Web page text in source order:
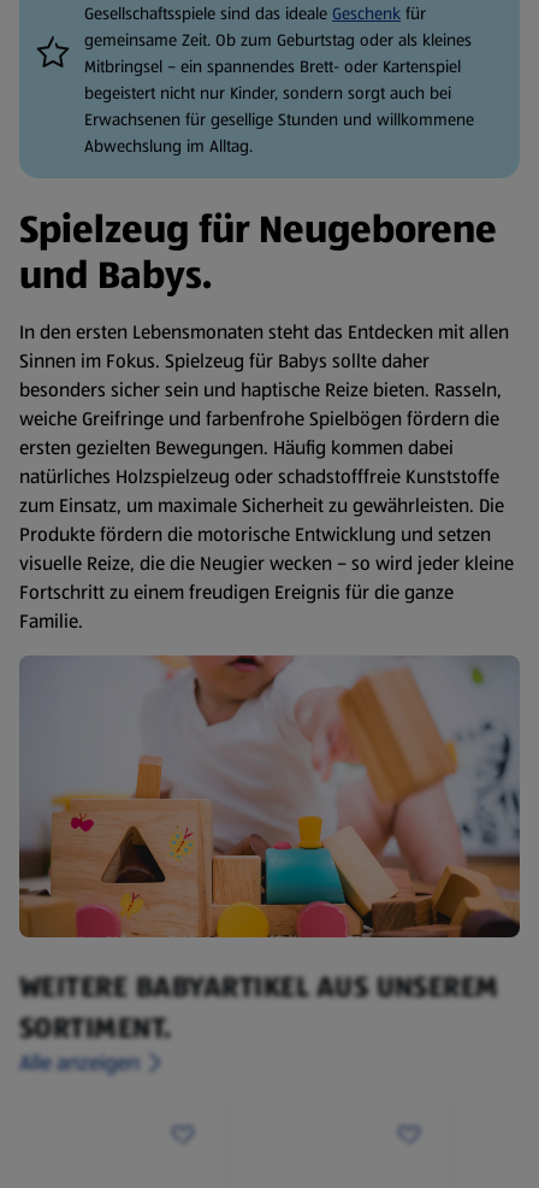
Gesellschaftsspiele sind das ideale Geschenk für
gemeinsame Zeit. Ob zum Geburtstag oder als kleines
Mitbringsel – ein spannendes Brett- oder Kartenspiel
begeistert nicht nur Kinder, sondern sorgt auch bei
Erwachsenen für gesellige Stunden und willkommene
Abwechslung im Alltag.
Spielzeug für Neugeborene
und Babys.
In den ersten Lebensmonaten steht das Entdecken mit allen
Sinnen im Fokus. Spielzeug für Babys sollte daher
besonders sicher sein und haptische Reize bieten. Rasseln,
weiche Greifringe und farbenfrohe Spielbögen fördern die
ersten gezielten Bewegungen. Häufig kommen dabei
natürliches Holzspielzeug oder schadstofffreie Kunststoffe
zum Einsatz, um maximale Sicherheit zu gewährleisten. Die
Produkte fördern die motorische Entwicklung und setzen
visuelle Reize, die die Neugier wecken – so wird jeder kleine
Fortschritt zu einem freudigen Ereignis für die ganze
Familie.
WEITERE BABYARTIKEL AUS UNSEREM
SORTIMENT.
Alle anzeigen